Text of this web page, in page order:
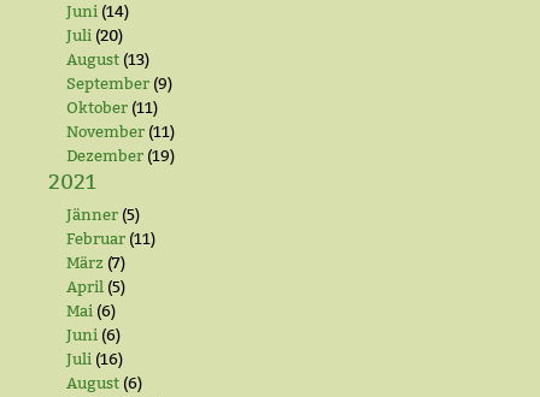
Juni (14)
Juli (20)
August (13)
September (9)
Oktober (11)
November (11)
Dezember (19)
2021
Jänner (5)
Februar (11)
März (7)
April (5)
Mai (6)
Juni (6)
Juli (16)
August (6)